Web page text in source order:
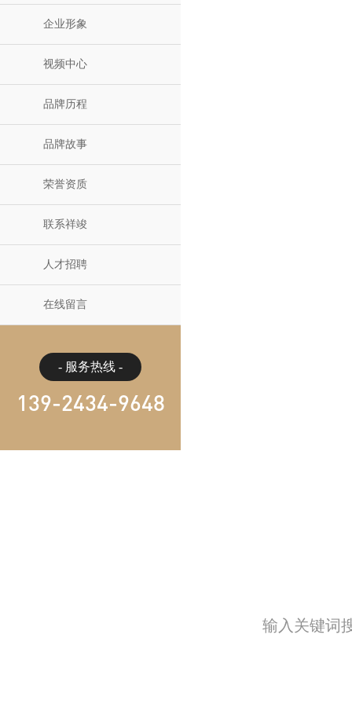
企业形象
视频中心
品牌历程
品牌故事
荣誉资质
联系祥竣
人才招聘
在线留言
- 服务热线 -
139-2434-9648